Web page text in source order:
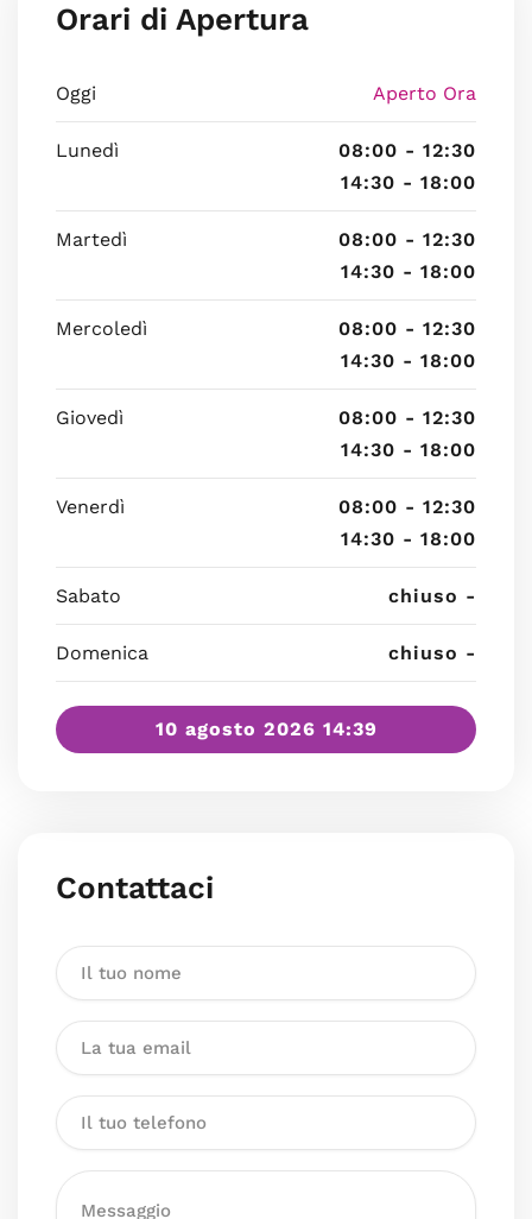
Orari di Apertura
Oggi Aperto Ora
Lunedì
08:00 - 12:30
14:30 - 18:00
Martedì
08:00 - 12:30
14:30 - 18:00
Mercoledì
08:00 - 12:30
14:30 - 18:00
Giovedì
08:00 - 12:30
14:30 - 18:00
Venerdì
08:00 - 12:30
14:30 - 18:00
Sabato chiuso -
Domenica chiuso -
10 agosto 2026 14:39
Contattaci